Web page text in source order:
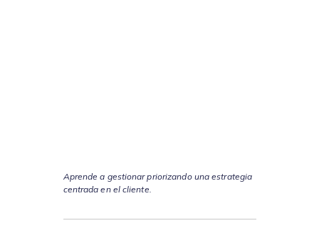
Aprende a gestionar priorizando una estrategia
centrada en el cliente.